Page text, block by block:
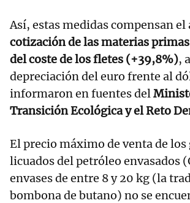
Así, estas medidas compensan el
cotización de las materias
del coste de los fletes (+39,8%),
depreciación del euro frente al
informaron en fuentes del
Transición Ecológica y el Reto
El precio máximo de venta de los
licuados del petróleo envasados
envases de entre 8 y 20 kg (la
bombona de butano) no se